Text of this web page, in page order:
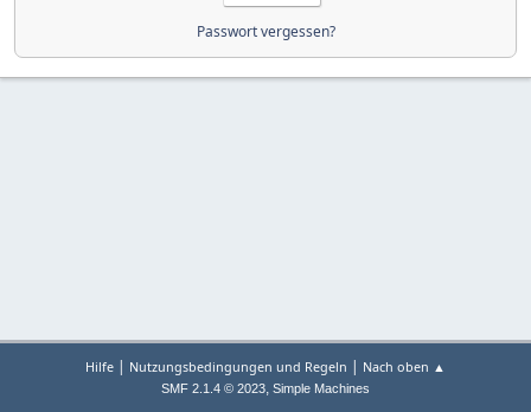
Passwort vergessen?
Hilfe | Nutzungsbedingungen und Regeln | Nach oben ▲
SMF 2.1.4 © 2023, Simple Machines